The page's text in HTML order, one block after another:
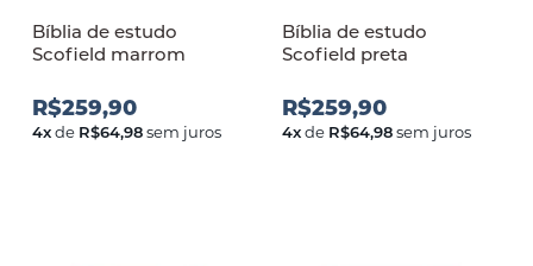
Bíblia de estudo
Scofield marrom
R$259,90
4xde R$64,98sem juros
Bíblia de estudo
Scofield preta
R$259,90
4xde R$64,98sem juros